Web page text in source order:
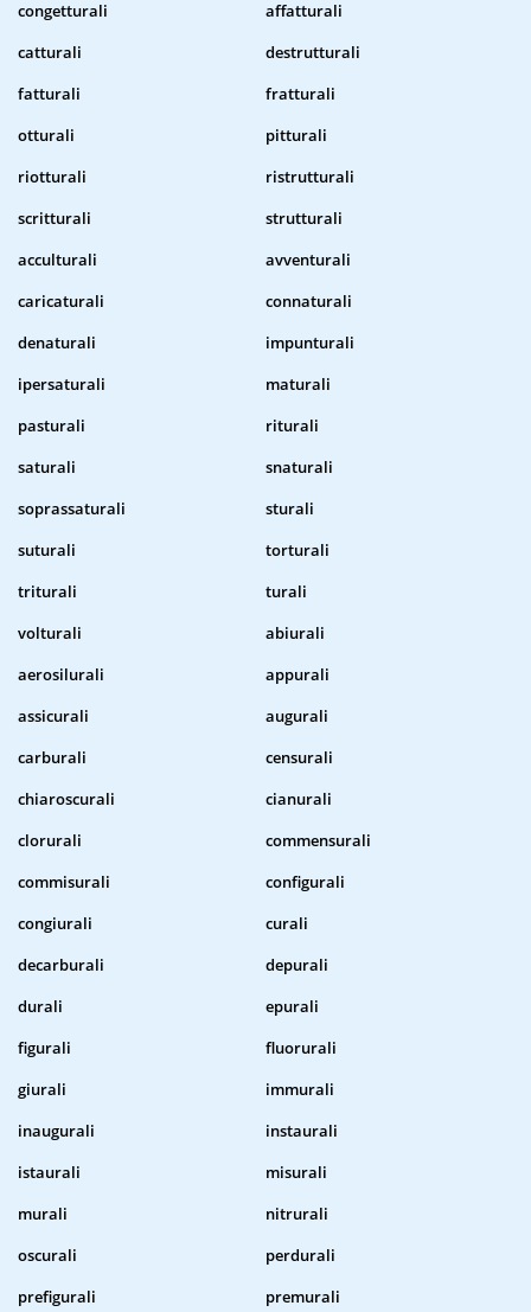
congetturali
affatturali
catturali
destrutturali
fatturali
fratturali
otturali
pitturali
riotturali
ristrutturali
scritturali
strutturali
acculturali
avventurali
caricaturali
connaturali
denaturali
impunturali
ipersaturali
maturali
pasturali
riturali
saturali
snaturali
soprassaturali
sturali
suturali
torturali
triturali
turali
volturali
abiurali
aerosilurali
appurali
assicurali
augurali
carburali
censurali
chiaroscurali
cianurali
clorurali
commensurali
commisurali
configurali
congiurali
curali
decarburali
depurali
durali
epurali
figurali
fluorurali
giurali
immurali
inaugurali
instaurali
istaurali
misurali
murali
nitrurali
oscurali
perdurali
prefigurali
premurali